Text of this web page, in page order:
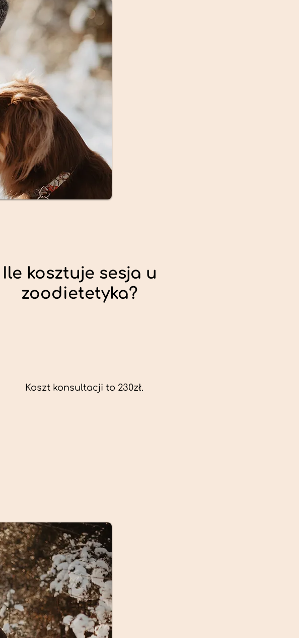
Ile kosztuje sesja u
zoodietetyka?
Koszt konsultacji to 230zł.